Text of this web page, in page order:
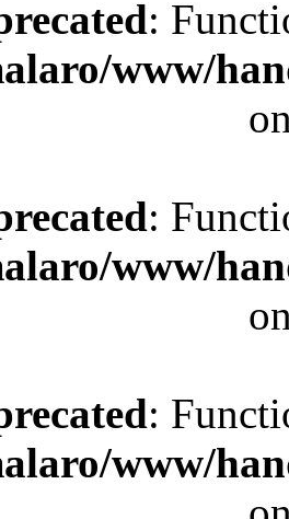
:
www/
:
www/
:
www/